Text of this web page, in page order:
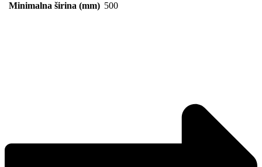
Minimalna širina (mm) 500